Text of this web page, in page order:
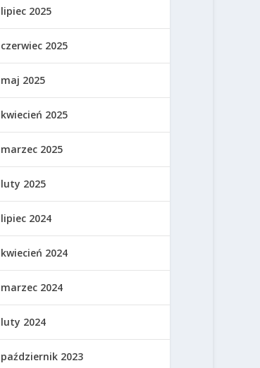
lipiec 2025
czerwiec 2025
maj 2025
kwiecień 2025
marzec 2025
luty 2025
lipiec 2024
kwiecień 2024
marzec 2024
luty 2024
październik 2023